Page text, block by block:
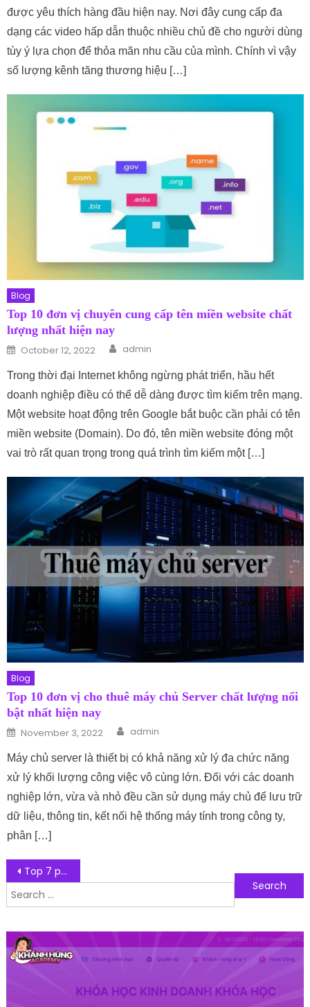
được yêu thích hàng đầu hiện nay. Nơi đây cung cấp đa
dạng các video hấp dẫn thuộc nhiều chủ đề cho người dùng
tùy ý lựa chọn để thỏa mãn nhu cầu của mình. Chính vì vậy
số lượng kênh tăng thương hiệu […]
Blog
Top 10 đơn vị chuyên cung cấp tên miền website chất
lượng nhất hiện nay
Posted on
October 12, 2022 Author
admin
Trong thời đại Internet không ngừng phát triển, hầu hết
doanh nghiệp điều có thể dễ dàng được tìm kiếm trên mạng.
Một website hoạt động trên Google bắt buộc cần phải có tên
miền website (Domain). Do đó, tên miền website đóng một
vai trò rất quan trọng trong quá trình tìm kiếm một […]
Blog
Top 10 đơn vị cho thuê máy chủ Server chất lượng nổi
bật nhất hiện nay
Posted on
November 3, 2022 Author
admin
Máy chủ server là thiết bị có khả năng xử lý đa chức năng
xử lý khối lượng công việc vô cùng lớn. Đối với các doanh
nghiệp lớn, vừa và nhỏ đều cần sử dụng máy chủ để lưu trữ
dữ liệu, thông tin, kết nối hệ thống máy tính trong công ty,
phân […]
Post navigation
Top 7 phần mềm đọc PDF – đọc file PDF được sử dụng nhiều
Search for:
Follow